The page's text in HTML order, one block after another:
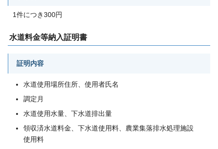
1件につき300円
水道料金等納入証明書
証明内容
水道使用場所住所、使用者氏名
調定月
水道使用水量、下水道排出量
領収済水道料金、下水道使用料、農業集落排水処理施設
使用料